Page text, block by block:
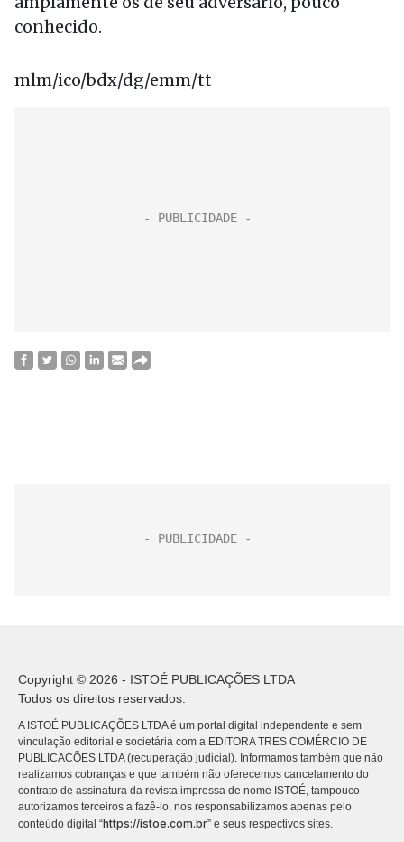
conhecido.
mlm/ico/bdx/dg/emm/tt
Copyright © 2026 - ISTOÉ PUBLICAÇÕES LTDA
Todos os direitos reservados.
A ISTOÉ PUBLICAÇÕES LTDA é um portal digital independente e sem
vinculação editorial e societária com a EDITORA TRES COMÉRCIO DE
PUBLICACÕES LTDA (recuperação judicial). Informamos também que não
realizamos cobranças e que também não oferecemos cancelamento do
contrato de assinatura da revista impressa de nome ISTOÉ, tampouco
autorizamos terceiros a fazê-lo, nos responsabilizamos apenas pelo
conteúdo digital “https://istoe.com.br” e seus respectivos sites.